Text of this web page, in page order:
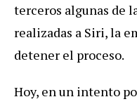
terceros algunas de
realizadas a Siri, la
detener el proceso.
Hoy, en un intento